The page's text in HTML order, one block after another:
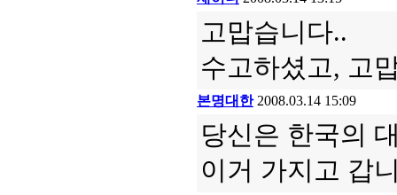
고맙습니다..
수고하셨고, 고
본명대한 2008.03.14 15:09
당신은 한국의
이거 가지고 갑